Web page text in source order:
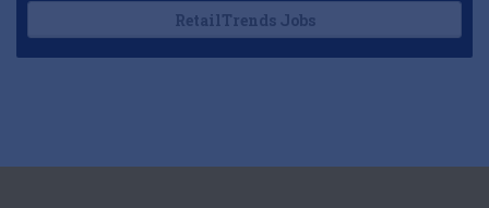
RetailTrends Jobs